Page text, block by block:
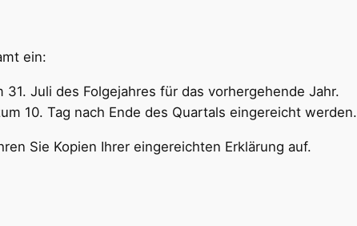
ein:
Juli des Folgejahres für das vorhergehende Jahr.
10. Tag nach Ende des Quartals eingereicht werden.
Sie Kopien Ihrer eingereichten Erklärung auf.